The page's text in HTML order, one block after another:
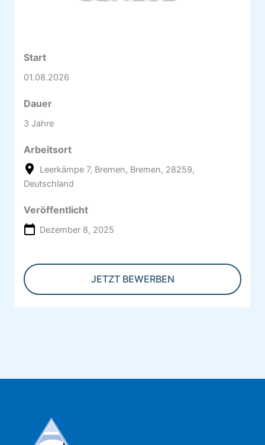
Start
01.08.2026
Dauer
3 Jahre
Arbeitsort
Leerkämpe 7, Bremen, Bremen, 28259,
Deutschland
Veröffentlicht
Dezember 8, 2025
JETZT BEWERBEN